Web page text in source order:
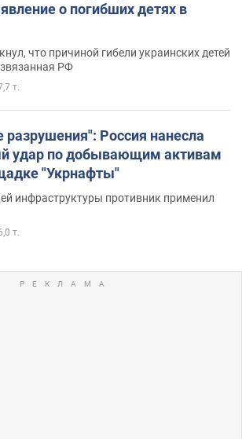
о погибших детях в
что причиной гибели украинских детей
РФ
т.
разрушения": Россия нанесла
удар по добывающим активам
"Укрнафты"
инфраструктуры противник применил
т.